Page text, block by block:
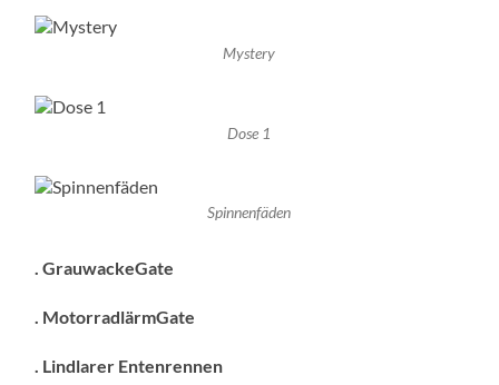
Mystery
Dose 1
Spinnenfäden
. GrauwackeGate
. MotorradlärmGate
. Lindlarer Entenrennen